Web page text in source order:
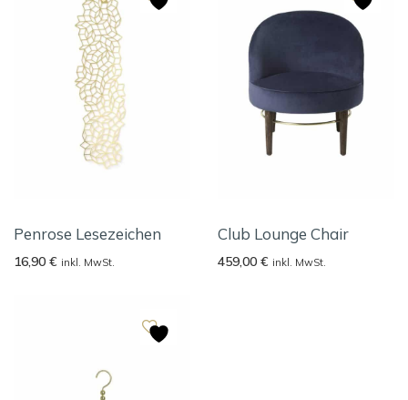
Penrose Lesezeichen
16,90 € inkl. MwSt.
Club Lounge Chair
459,00 € inkl. MwSt.